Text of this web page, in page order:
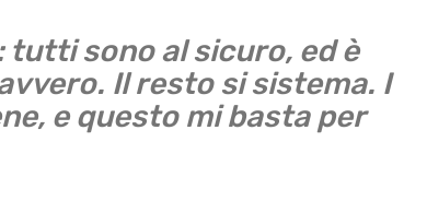
tutti sono al sicuro, ed è
Il resto si sistema. I
e questo mi basta per